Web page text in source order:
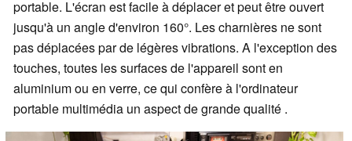
portable. L'écran est facile à déplacer et peut être ouvert
jusqu'à un angle d'environ 160°. Les charnières ne sont
pas déplacées par de légères vibrations. A l'exception des
touches, toutes les surfaces de l'appareil sont en
aluminium ou en verre, ce qui confère à l'ordinateur
portable multimédia un aspect de grande qualité .